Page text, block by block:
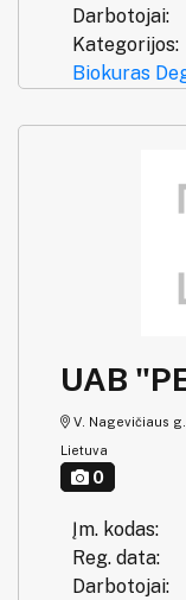
Darbotojai:
Kategorijos:
Biokuras
UAB
V. Nagevičiaus
Lietuva
0
Įm. kodas:
Reg. data:
Darbotojai: